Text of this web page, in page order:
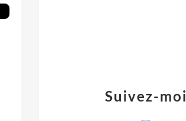
Suivez-moi